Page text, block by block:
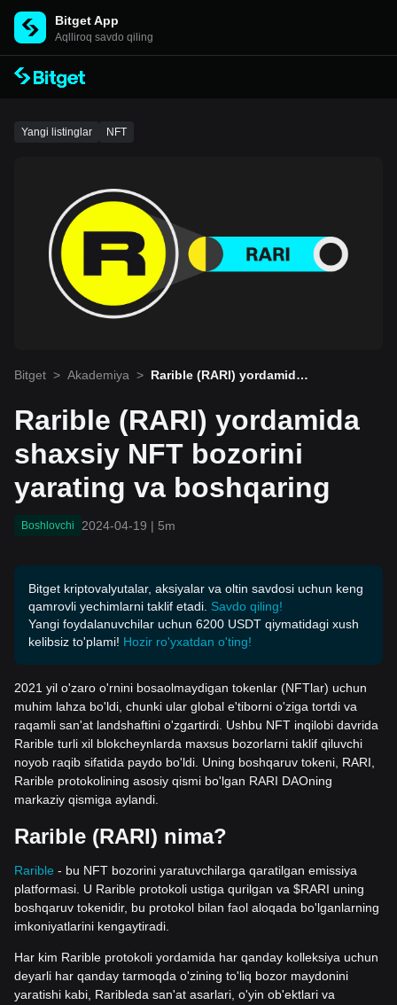
Bitget App
Aqlliroq savdo qiling
Yangi listinglar NFT
Bitget > Akademiya > Rarible (RARI) yordamida
Rarible (RARI) yordamida
shaxsiy NFT bozorini
yarating va boshqaring
Boshlovchi 2024-04-19 | 5m
Bitget kriptovalyutalar, aksiyalar va oltin savdosi uchun keng
qamrovli yechimlarni taklif etadi. Savdo qiling!
Yangi foydalanuvchilar uchun 6200 USDT qiymatidagi xush
kelibsiz to'plami! Hozir ro'yxatdan o'ting!
2021 yil o'zaro o'rnini bosaolmaydigan tokenlar (NFTlar) uchun
muhim lahza bo'ldi, chunki ular global e'tiborni o'ziga tortdi va
raqamli san'at landshaftini o'zgartirdi. Ushbu NFT inqilobi davrida
Rarible turli xil blokcheynlarda maxsus bozorlarni taklif qiluvchi
noyob raqib sifatida paydo bo'ldi. Uning boshqaruv tokeni, RARI,
Rarible protokolining asosiy qismi bo'lgan RARI DAOning
markaziy qismiga aylandi.
Rarible (RARI) nima?
Rarible - bu NFT bozorini yaratuvchilarga qaratilgan emissiya
platformasi. U Rarible protokoli ustiga qurilgan va $RARI uning
boshqaruv tokenidir, bu protokol bilan faol aloqada bo'lganlarning
imkoniyatlarini kengaytiradi.
Har kim Rarible protokoli yordamida har qanday kolleksiya uchun
deyarli har qanday tarmoqda o'zining to'liq bozor maydonini
yaratishi kabi, Raribleda san'at asarlari, o'yin ob'ektlari va